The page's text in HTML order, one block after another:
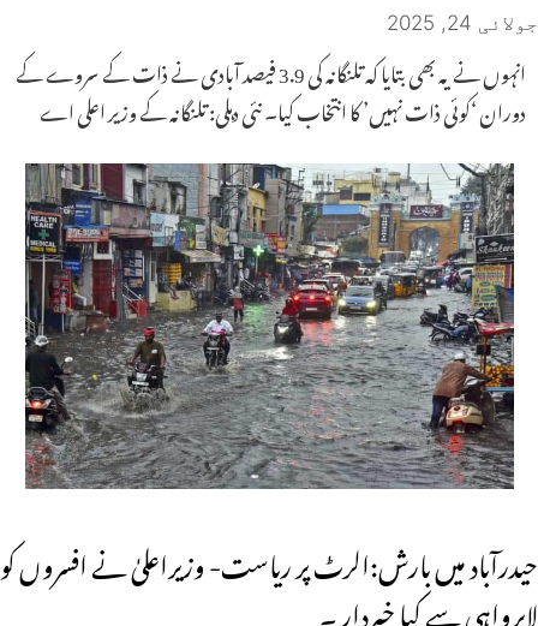
جولائی 24, 2025
انہوں نے یہ بھی بتایا کہ تلنگانہ کی 3.9 فیصد آبادی نے ذات کے سروے کے
دوران ‘کوئی ذات نہیں’ کا انتخاب کیا۔ نئی دہلی: تلنگانہ کے وزیر اعلی اے
حیدرآباد میں بارش:الرٹ پر ریاست- وزیراعلیٰ نے افسروں کو
لاپرواہی سے کیا خبردار ۔